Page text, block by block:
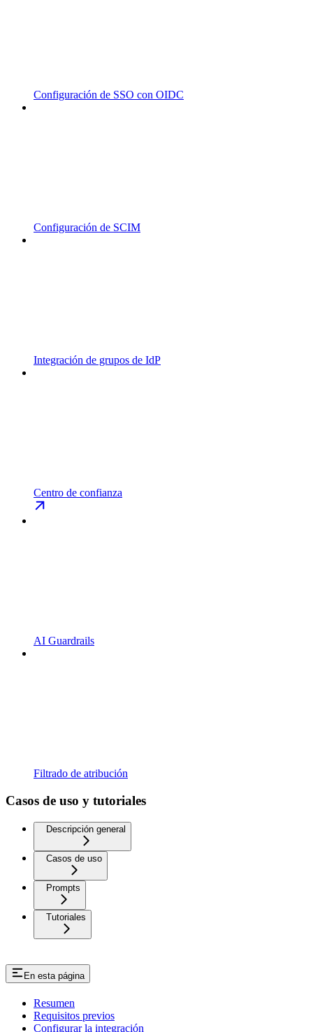
Configuración de SSO con OIDC
Configuración de SCIM
Integración de grupos de IdP
Centro de confianza
AI Guardrails
Filtrado de atribución
Casos de uso y tutoriales
Descripción general
Casos de uso
Prompts
Tutoriales
En esta página
Resumen
Requisitos previos
Configurar la integración